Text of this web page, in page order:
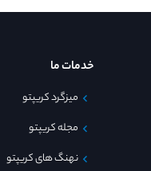
خدمات ما
میزگرد کریپتو
مجله کریپتو
نهنگ های کریپتو